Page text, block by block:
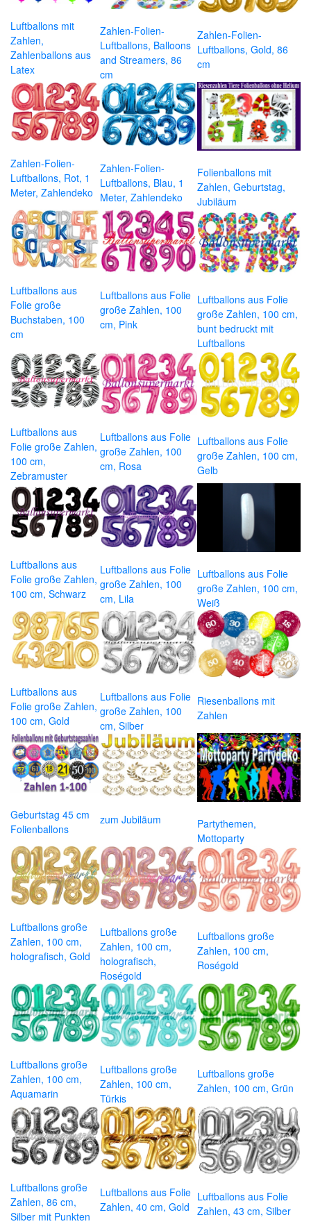
Luftballons mit
Zahlen,
Zahlenballons aus
Latex
Zahlen-Folien-
Luftballons, Balloons
and Streamers, 86
cm
Zahlen-Folien-
Luftballons, Gold, 86
cm
Zahlen-Folien-
Luftballons, Rot, 1
Meter, Zahlendeko
Zahlen-Folien-
Luftballons, Blau, 1
Meter, Zahlendeko
Folienballons mit
Zahlen, Geburtstag,
Jubiläum
Luftballons aus
Folie große
Buchstaben, 100
cm
Luftballons aus Folie
große Zahlen, 100
cm, Pink
Luftballons aus Folie
große Zahlen, 100 cm,
bunt bedruckt mit
Luftballons
Luftballons aus
Folie große Zahlen,
100 cm,
Zebramuster
Luftballons aus Folie
große Zahlen, 100
cm, Rosa
Luftballons aus Folie
große Zahlen, 100 cm,
Gelb
Luftballons aus
Folie große Zahlen,
100 cm, Schwarz
Luftballons aus Folie
große Zahlen, 100
cm, Lila
Luftballons aus Folie
große Zahlen, 100 cm,
Weiß
Luftballons aus
Folie große Zahlen,
100 cm, Gold
Luftballons aus Folie
große Zahlen, 100
cm, Silber
Riesenballons mit
Zahlen
Geburtstag 45 cm
Folienballons
zum Jubiläum
Partythemen,
Mottoparty
Luftballons große
Zahlen, 100 cm,
holografisch, Gold
Luftballons große
Zahlen, 100 cm,
holografisch,
Roségold
Luftballons große
Zahlen, 100 cm,
Roségold
Luftballons große
Zahlen, 100 cm,
Aquamarin
Luftballons große
Zahlen, 100 cm,
Türkis
Luftballons große
Zahlen, 100 cm, Grün
Luftballons große
Zahlen, 86 cm,
Silber mit Punkten
Luftballons aus Folie
Zahlen, 40 cm, Gold
Luftballons aus Folie
Zahlen, 43 cm, Silber